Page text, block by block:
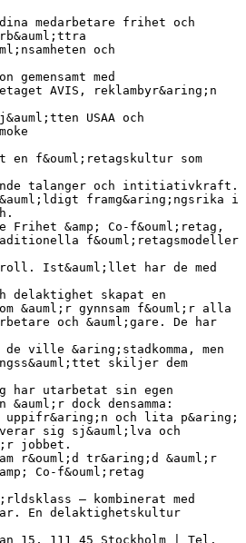
medarbetare frihet och
och
gemensamt med
AVIS, reklambyr&aring;n
USAA och
f&ouml;retagskultur som
talanger och intitiativkraft.
framg&aring;ngsrika i
Frihet &amp; Co-f&ouml;retag,
f&ouml;retagsmodeller
Ist&auml;llet har de med
skapat en
&auml;r gynnsam f&ouml;r alla
och &auml;gare. De har
ville &aring;stadkomma, men
skiljer dem
har utarbetat sin egen
dock densamma:
uppifr&aring;n och lita p&aring;
sig sj&auml;lva och
jobbet.
r&ouml;d tr&aring;d &auml;r
Co-f&ouml;retag
– kombinerat med
En delaktighetskultur
15, 111 45 Stockholm | Tel.